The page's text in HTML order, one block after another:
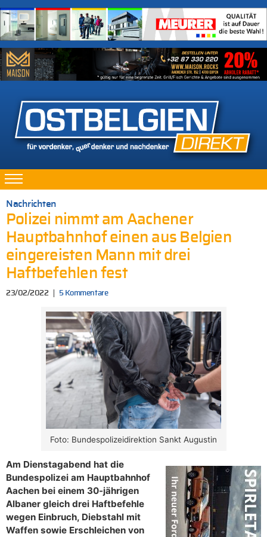
Nachrichten
Polizei nimmt am Aachener
Hauptbahnhof einen aus Belgien
eingereisten Mann mit drei
Haftbefehlen fest
23/02/2022 5 Kommentare
Foto: Bundespolizeidirektion Sankt Augustin
Am Dienstagabend hat die
Bundespolizei am Hauptbahnhof
Aachen bei einem 30-jährigen
Albaner gleich drei Haftbefehle
wegen Einbruch, Diebstahl mit
Waffen sowie Erschleichen von